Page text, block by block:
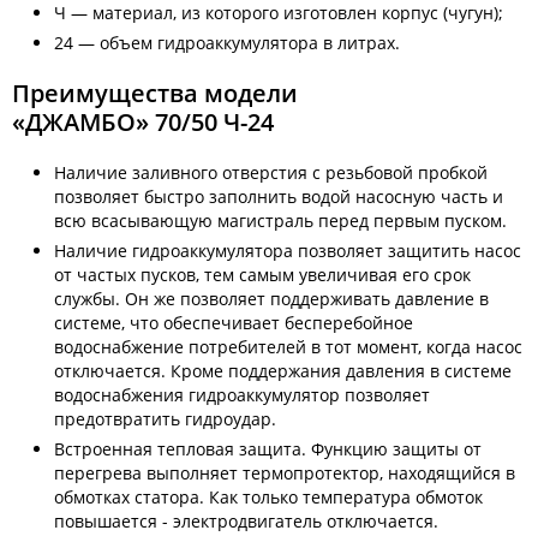
Ч — материал, из которого изготовлен корпус (чугун);
24 — объем гидроаккумулятора в литрах.
Преимущества модели
«ДЖАМБО» 70/50 Ч-24
Наличие заливного отверстия с резьбовой пробкой
позволяет быстро заполнить водой насосную часть и
всю всасывающую магистраль перед первым пуском.
Наличие гидроаккумулятора позволяет защитить насос
от частых пусков, тем самым увеличивая его срок
службы. Он же позволяет поддерживать давление в
системе, что обеспечивает бесперебойное
водоснабжение потребителей в тот момент, когда насос
отключается. Кроме поддержания давления в системе
водоснабжения гидроаккумулятор позволяет
предотвратить гидроудар.
Встроенная тепловая защита. Функцию защиты от
перегрева выполняет термопротектор, находящийся в
обмотках статора. Как только температура обмоток
повышается - электродвигатель отключается.